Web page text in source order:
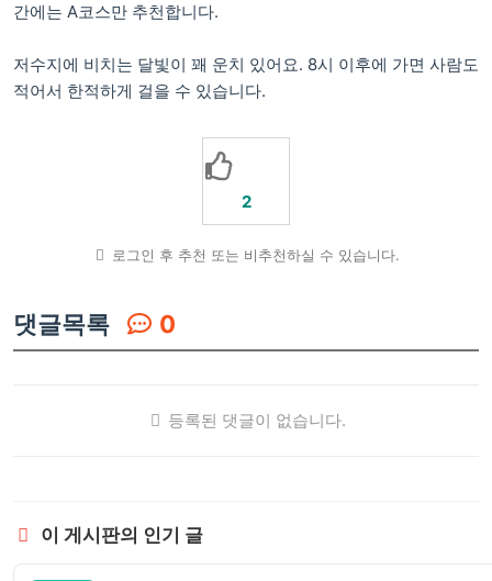
간에는 A코스만 추천합니다.
저수지에 비치는 달빛이 꽤 운치 있어요. 8시 이후에 가면 사람도
적어서 한적하게 걸을 수 있습니다.
2
로그인 후 추천 또는 비추천하실 수 있습니다.
댓글목록 0
등록된 댓글이 없습니다.
이 게시판의 인기 글